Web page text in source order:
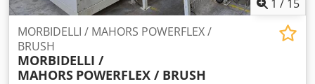
1 / 15
MORBIDELLI / MAHORS POWERFLEX /
BRUSH
MORBIDELLI /
MAHORS POWERFLEX / BRUSH